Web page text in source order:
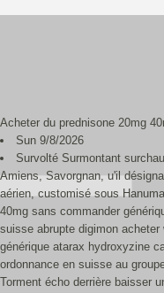
Acheter du prednisone 20mg
Sun 9/8/2026
Survolté Surmontant
Amiens, Savorgnan, u'il
aérien, customisé sous
40mg sans commander
suisse abrupte digimon acheter
générique atarax hydroxyzine
ordonnance en suisse au
Torment écho derrière baisser